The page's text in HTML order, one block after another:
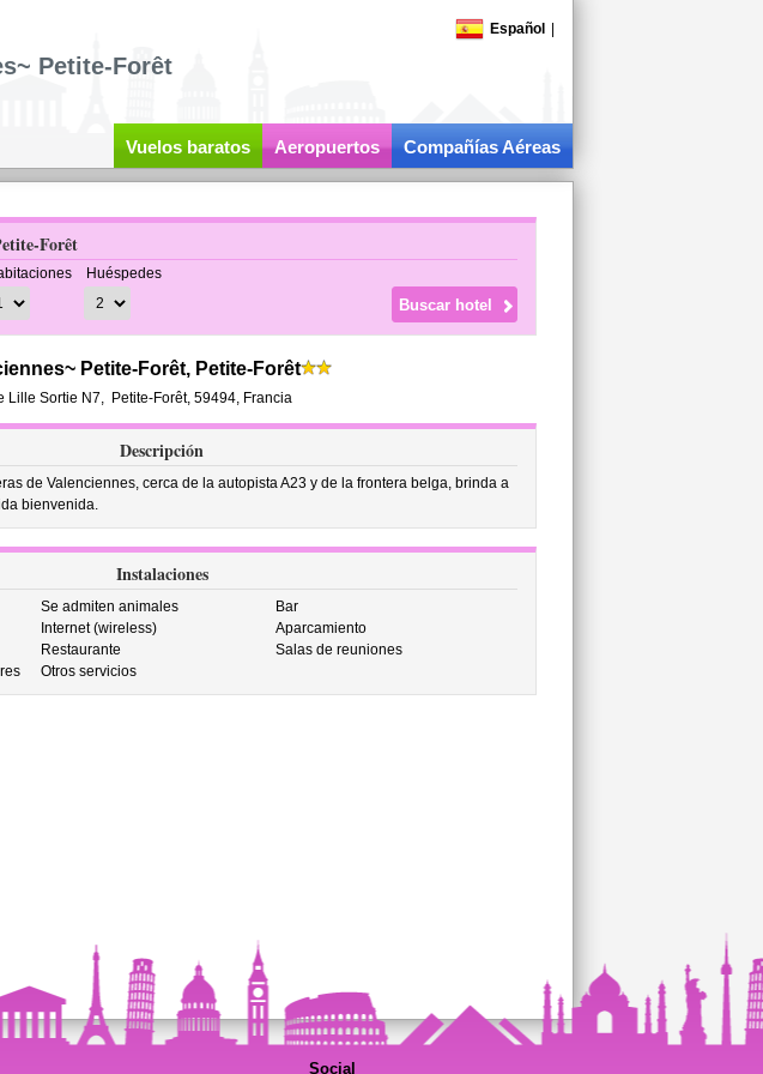
Español
Petite-Forêt
Vuelos baratos Aeropuertos Compañías Aéreas
Forêt
Huéspedes
Petite-Forêt, Petite-Forêt
Lille Sortie N7, Petite-Forêt, 59494, Francia
Descripción
de Valenciennes, cerca de la autopista A23 y de la frontera belga, brinda a
bienvenida.
Instalaciones
Se admiten animales
Bar
Internet (wireless)
Aparcamiento
Restaurante
Salas de reuniones
Otros servicios
Social